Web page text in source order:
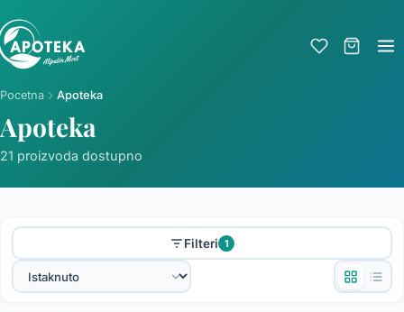
Pocetna Apoteka
Apoteka
21 proizvoda dostupno
Filteri 1